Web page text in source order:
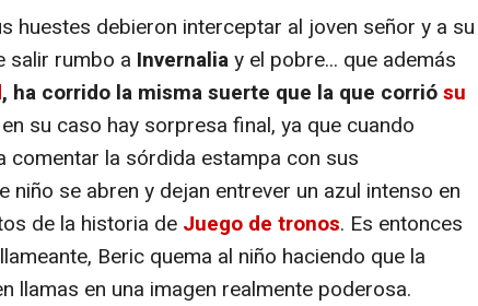
huestes debieron interceptar al joven señor y a su
salir rumbo a Invernaliay el pobre... que además
, ha corrido la misma suerte que la que corriósu
su caso hay sorpresa final, ya que cuando
comentar la sórdida estampa con sus
niño se abren y dejan entrever un azul intenso en
de la historia de Juego de tronos. Es entonces
Beric quema al niño haciendo que la
llamas en una imagen realmente poderosa.